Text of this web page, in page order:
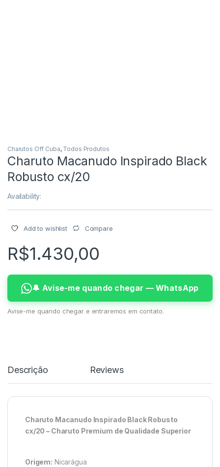
Charutos Off Cuba, Todos Produtos
Charuto Macanudo Inspirado Black
Robusto cx/20
Availability:
Add to wishlist Compare
R$1.430,00
🔔 Avise-me quando chegar — WhatsApp
Avise-me quando chegar e entraremos em contato.
Descrição Reviews
Charuto Macanudo Inspirado Black Robusto
cx/20 – Charuto Premium de Qualidade Superior
Origem: Nicarágua